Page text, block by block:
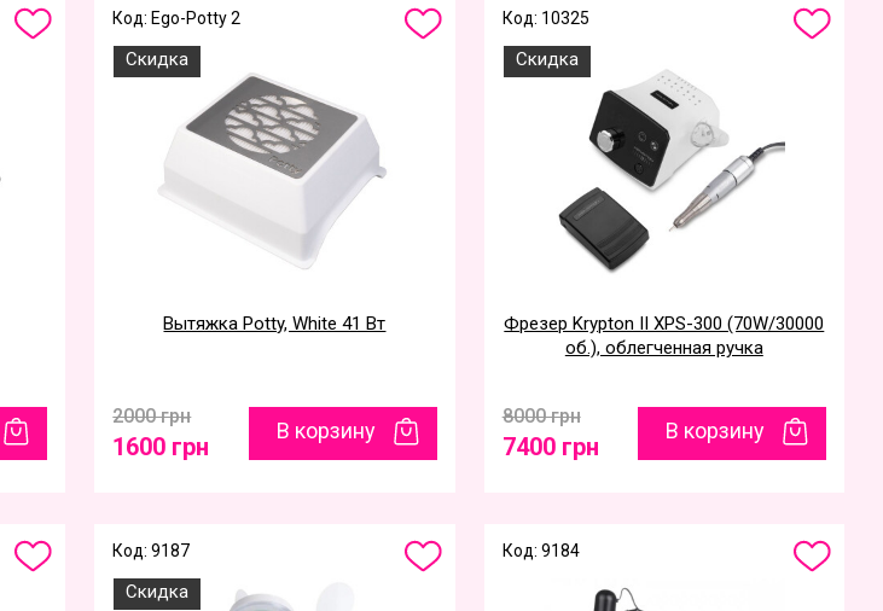
Код: Ego-Potty 2
Скидка
Вытяжка Potty, White 41 Вт
2000 грн
1600 грн
В корзину
Код: 10325
Скидка
Фрезер Krypton II XPS-300 (70W/30000
об.), облегченная ручка
8000 грн
7400 грн
В корзину
Код: 9187
Скидка
Код: 9184